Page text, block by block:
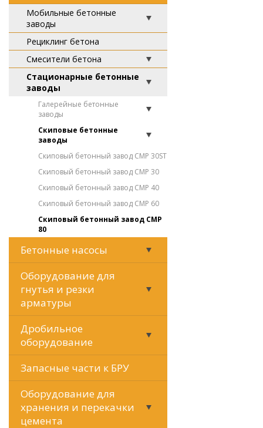
Мобильные бетонные
заводы
Рециклинг бетона
Смесители бетона
Стационарные бетонные
заводы
Галерейные бетонные
заводы
Скиповые бетонные
заводы
Скиповый бетонный завод СМР 30ST
Скиповый бетонный завод СМР 30
Скиповый бетонный завод СМР 40
Скиповый бетонный завод СМР 60
Скиповый бетонный завод СМР
80
Бетонные насосы
Оборудование для
гнутья и резки
арматуры
Дробильное
оборудование
Запасные части к БРУ
Оборудование для
хранения и перекачки
цемента